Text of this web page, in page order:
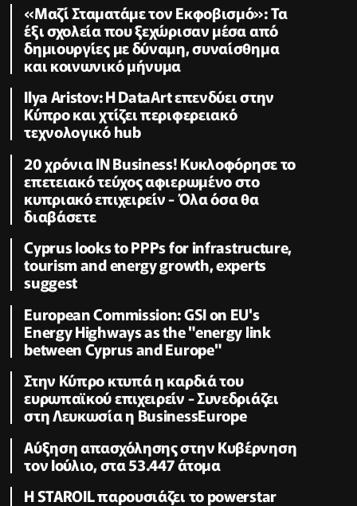
«Μαζί Σταματάμε τον Εκφοβισμό»: Τα
έξι σχολεία που ξεχώρισαν μέσα από
δημιουργίες με δύναμη, συναίσθημα
και κοινωνικό μήνυμα
Ilya Aristov: Η DataArt επενδύει στην
Κύπρο και χτίζει περιφερειακό
τεχνολογικό hub
20 χρόνια IN Business! Κυκλοφόρησε το
επετειακό τεύχος αφιερωμένο στο
κυπριακό επιχειρείν - Όλα όσα θα
διαβάσετε
Cyprus looks to PPPs for infrastructure,
tourism and energy growth, experts
suggest
European Commission: GSI on EU's
Energy Highways as the "energy link
between Cyprus and Europe"
Στην Κύπρο κτυπά η καρδιά του
ευρωπαϊκού επιχειρείν - Συνεδριάζει
στη Λευκωσία η BusinessEurope
Αύξηση απασχόλησης στην Κυβέρνηση
τον Ιούλιο, στα 53.447 άτομα
Η STAROIL παρουσιάζει το powerstar